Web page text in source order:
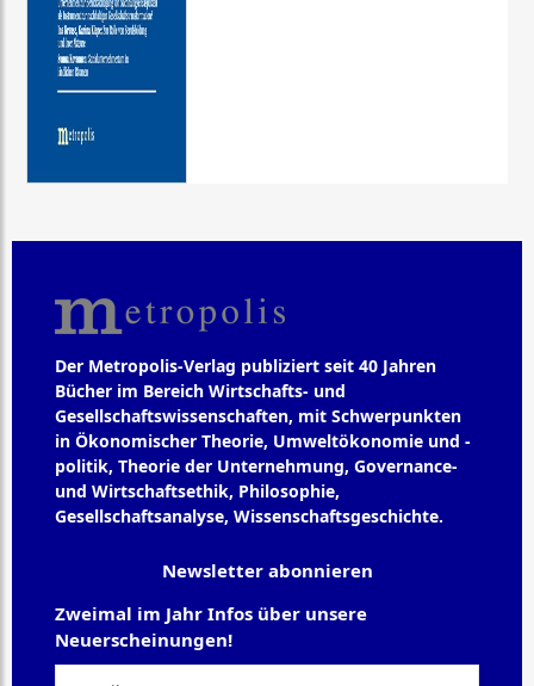
Der Metropolis-Verlag publiziert seit 40 Jahren
Bücher im Bereich Wirtschafts- und
Gesellschaftswissenschaften, mit Schwerpunkten
in Ökonomischer Theorie, Umweltökonomie und -
politik, Theorie der Unternehmung, Governance-
und Wirtschaftsethik, Philosophie,
Gesellschaftsanalyse, Wissenschaftsgeschichte.
Newsletter abonnieren
Zweimal im Jahr Infos über unsere
Neuerscheinungen!